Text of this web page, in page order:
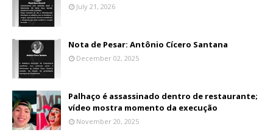
July 21, 2026
Nota de Pesar: Antônio Cícero Santana
December 02, 2025
Palhaço é assassinado dentro de restaurante;
vídeo mostra momento da execução
November 20, 2025